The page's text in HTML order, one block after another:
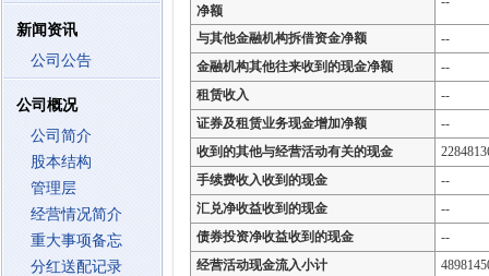
新闻资讯
公司公告
公司概况
公司简介
股本结构
管理层
经营情况简介
重大事项备忘
分红送配记录
净额
与其他金融机构拆借资金净额
--
金融机构其他往来收到的现金净额
--
租赁收入
--
证券及租赁业务现金增加净额
--
收到的其他与经营活动有关的现金
手续费收入收到的现金
--
汇兑净收益收到的现金
--
债券投资净收益收到的现金
--
经营活动现金流入小计